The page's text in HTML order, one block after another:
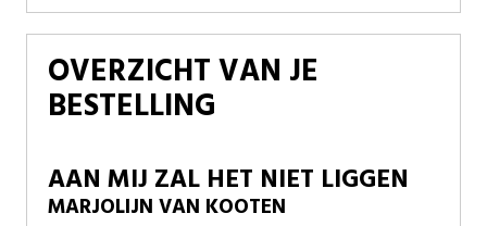
OVERZICHT VAN JE
BESTELLING
AAN MIJ ZAL HET NIET LIGGEN
MARJOLIJN VAN KOOTEN